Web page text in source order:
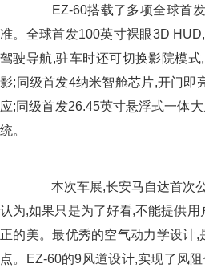
EZ-60搭载了多项全球首发
准。全球首发100英寸裸眼3D
驾驶导航,驻车时还可切换影院模
影;同级首发4纳米智舱芯片,开门即
应;同级首发26.45英寸悬浮式一体
统。
本次车展,长安马自达首次公
认为,如果只是为了好看,不能提供
正的美。最优秀的空气动力学设计
点。EZ-60的9风道设计,实现了风